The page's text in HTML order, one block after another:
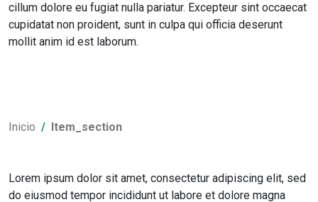
cillum dolore eu fugiat nulla pariatur. Excepteur sint occaecat
cupidatat non proident, sunt in culpa qui officia deserunt
mollit anim id est laborum.
Inicio Item_section
Lorem ipsum dolor sit amet, consectetur adipiscing elit, sed
do eiusmod tempor incididunt ut labore et dolore magna